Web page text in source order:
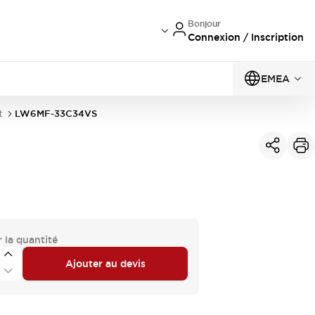
Bonjour
Connexion / Inscription
EMEA
LW6MF-33C34VS
la quantité
Ajouter au devis